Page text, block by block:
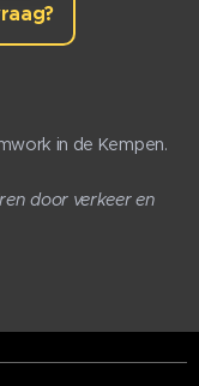
in de Kempen.
door verkeer en